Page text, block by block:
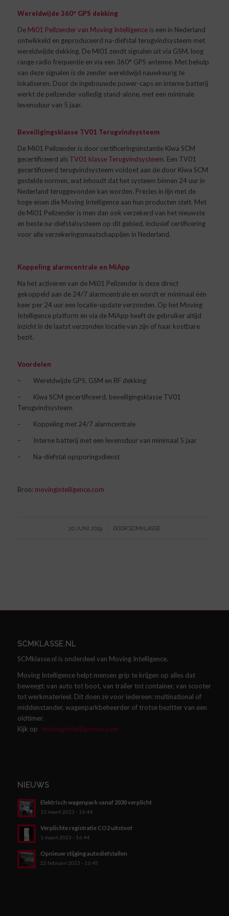
Wereldwijde 360° GPS dekking
De Mi01 Peilzender van Moving Intelligenceis een in Nederland
ontwikkeld en geproduceerd na-diefstal terugvindsysteem met
wereldwijde dekking. De Mi01 zendt signalen uit via GSM, long
range radio frequentie en via een 360° GPS antenne. Met behulp
van deze signalen is de zender wereldwijd nauwkeurig te
lokaliseren. Door de ingebouwde power-caps en interne batterij
werkt de peilzender volledig stand-alone, met een minimale
levensduur van 5 jaar.
Beveiligingsklasse TV01 Terugvindsysteem
De Mi01 Peilzender is door certificeringsinstantie Kiwa SCM
gecertificeerd als TV01 klasse Terugvindsysteem. Een TV01
gecertificeerd terugvindsysteem voldoet aan de door Kiwa SCM
gestelde normen, wat inhoudt dat het systeem binnen 24 uur in
Nederland teruggevonden kan worden. Precies in lijn met de
hoge eisen die Moving Intelligence aan hun producten stelt. Met
de Mi01 Peilzender is men dan ook verzekerd van het nieuwste
en beste na-diefstalsysteem op dit gebied, inclusief certificering
voor alle verzekeringsmaatschappijen in Nederland.
Koppeling alarmcentrale en MiApp
Na het activeren van de Mi01 Peilzender is deze direct
gekoppeld aan de 24/7 alarmcentrale en wordt er minimaal één
keer per 24 uur een locatie-update verzonden. Op het Moving
Intelligence platform en via de MiApp heeft de gebruiker altijd
inzicht in de laatst verzonden locatie van zijn of haar kostbare
bezit.
Voordelen
– Wereldwijde GPS, GSM en RF dekking
–
Kiwa SCM gecertificeerd, beveiligingsklasse TV01
Terugvindsysteem
– Koppeling met 24/7 alarmcentrale
– Interne batterij met een levensduur van minimaal 5 jaar
– Na-diefstal opsporingsdienst
Bron: movingintelligence.com
20 JUNI 2019
/ DOOR SCMKLASSE
SCMKLASSE.NL
SCMklasse.nl is onderdeel van Moving Intelligence.
Moving Intelligence helpt mensen grip te krijgen op alles dat
beweegt: van auto tot boot, van trailer tot container, van scooter
tot werkmaterieel. Dit doen ze voor iedereen: multinational of
middenstander, wagenparkbeheerder of trotse bezitter van een
oldtimer.
Kijk op movingintelligence.com
NIEUWS
Elektrisch wagenpark vanaf 2030 verplicht
13 maart 2023 - 16:44
Verplichte registratie CO2 uitstoot
1 maart 2023 - 16:44
Opnieuw stijging autodiefstallen
22 februari 2023 - 16:45